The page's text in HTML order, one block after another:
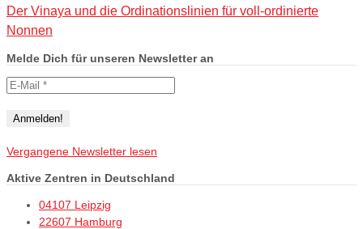
Der Vinaya und die Ordinationslinien für voll-ordinierte
Nonnen
Melde Dich für unseren Newsletter an
Vergangene Newsletter lesen
Aktive Zentren in Deutschland
04107 Leipzig
22607 Hamburg